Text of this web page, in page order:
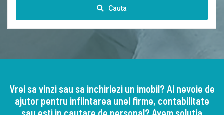
Cauta
Vrei sa vinzi sau sa inchiriezi un imobil? Ai nevoie de
ajutor pentru infiintarea unei firme, contabilitate